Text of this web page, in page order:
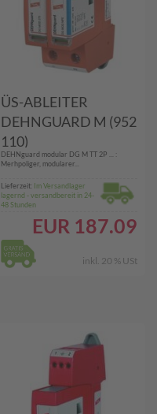
ÜS-ABLEITER
DEHNGUARD M (952
110)
DEHNguard modular DG M TT 2P ... :
Merhpoliger, modularer...
Lieferzeit: Im Versandlager
lagernd - versandbereit in 24-
48 Stunden
EUR 187.09
inkl. 20 % USt